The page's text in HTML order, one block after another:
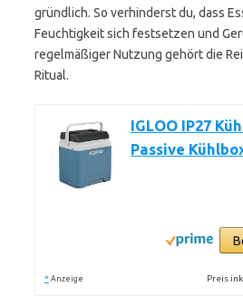
gründlich. So verhinderst du, dass
Feuchtigkeit sich festsetzen und
regelmäßiger Nutzung gehört die
Ritual.
IGLOO IP27
Passive
* Anzeige Preis